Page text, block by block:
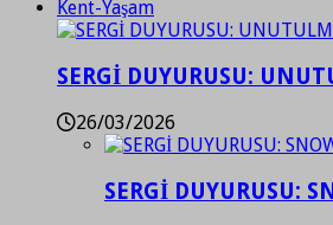
Kent-Yaşam
SERGİ DUYURUSU:
26/03/2026
SERGİ DUYURUSU: